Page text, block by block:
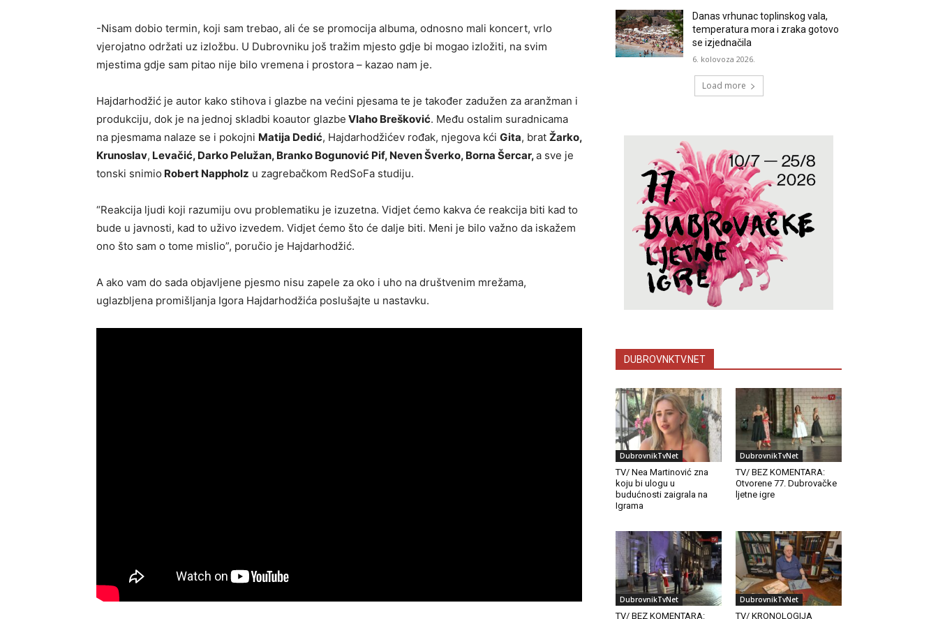
-Nisam dobio termin, koji sam trebao, ali će se promocija albuma, odnosno mali koncert, vrlo
vjerojatno održati uz izložbu. U Dubrovniku još tražim mjesto gdje bi mogao izložiti, na svim
mjestima gdje sam pitao nije bilo vremena i prostora – kazao nam je.
Hajdarhodžić je autor kako stihova i glazbe na većini pjesama te je također zadužen za aranžman i
produkciju, dok je na jednoj skladbi koautor glazbe Vlaho Brešković. Među ostalim suradnicama
na pjesmama nalaze se i pokojni Matija Dedić, Hajdarhodžićev rođak, njegova kći Gita, brat Žarko,
Krunoslav, Levačić, Darko Pelužan, Branko Bogunović Pif, Neven Šverko, Borna Šercar,a sve je
tonski snimio Robert Nappholz u zagrebačkom RedSoFa studiju.
“Reakcija ljudi koji razumiju ovu problematiku je izuzetna. Vidjet ćemo kakva će reakcija biti kad to
bude u javnosti, kad to uživo izvedem. Vidjet ćemo što će dalje biti. Meni je bilo važno da iskažem
ono što sam o tome mislio”, poručio je Hajdarhodžić.
A ako vam do sada objavljene pjesmo nisu zapele za oko i uho na društvenim mrežama,
uglazbljena promišljanja Igora Hajdarhodžića poslušajte u nastavku.
Danas vrhunac toplinskog vala,
temperatura mora i zraka gotovo
se izjednačila
6. kolovoza 2026.
Load more
DUBROVNKTV.NET
DubrovnikTvNet
TV/ Nea Martinović zna
koju bi ulogu u
budućnosti zaigrala na
Igrama
DubrovnikTvNet
TV/ BEZ KOMENTARA:
Otvorene 77. Dubrovačke
ljetne igre
DubrovnikTvNet
TV/ BEZ KOMENTARA:
DubrovnikTvNet
TV/ KRONOLOGIJA